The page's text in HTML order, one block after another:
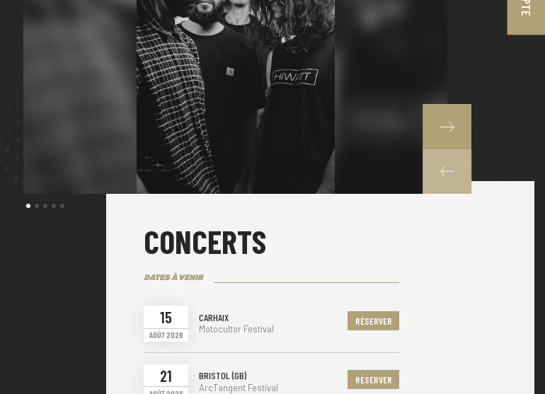
CONCERTS
DATES À VENIR
15
AOÛT 2026
CARHAIX
Motocultor Festival
RÉSERVER
21 BRISTOL (GB)
ArcTangent Festival
RÉSERVER